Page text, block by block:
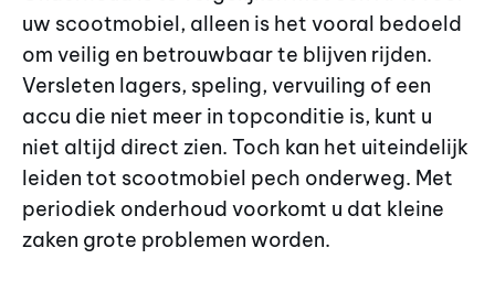
uw scootmobiel, alleen is het vooral bedoeld
om veilig en betrouwbaar te blijven rijden.
Versleten lagers, speling, vervuiling of een
accu die niet meer in topconditie is, kunt u
niet altijd direct zien. Toch kan het uiteindelijk
leiden tot scootmobiel pech onderweg. Met
periodiek onderhoud voorkomt u dat kleine
zaken grote problemen worden.